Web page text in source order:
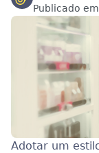
Publicado em
Adotar um